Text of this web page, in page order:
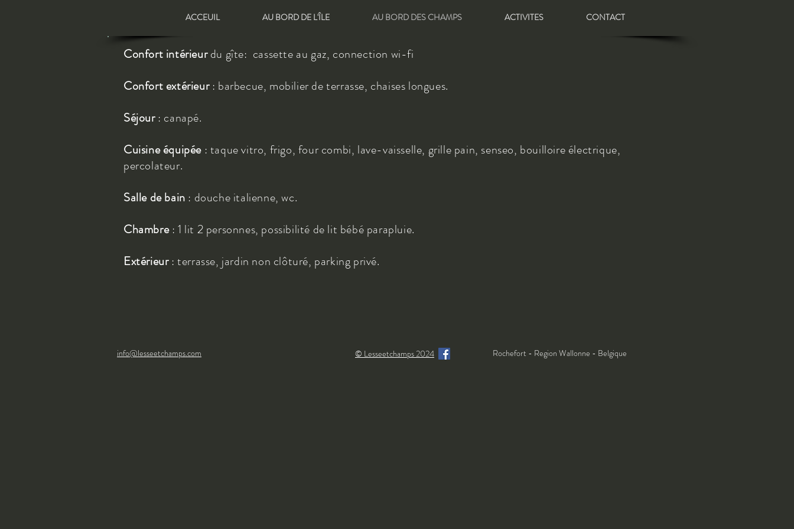
ACCEUIL AU BORD DE L'ÎLE AU BORD DES CHAMPS ACTIVITES CONTACT
Confort intérieurdu gîte: cassette au gaz, connection wi-fi
Confort extérieur: barbecue, mobilier de terrasse, chaises longues.
Séjour: canapé.
Cuisine équipée : taque vitro, frigo, four combi, lave-vaisselle, grille pain, senseo, bouilloire électrique,
percolateur.
Salle de bain : douche italienne, wc.
Chambre: 1 lit 2 personnes, possibilité de lit bébé parapluie.
Extérieur : terrasse, jardin non clôturé, parking privé.
info@lesseetchamps.com © Lesseetchamps 2024 Rochefort - Region Wallonne - Belgique